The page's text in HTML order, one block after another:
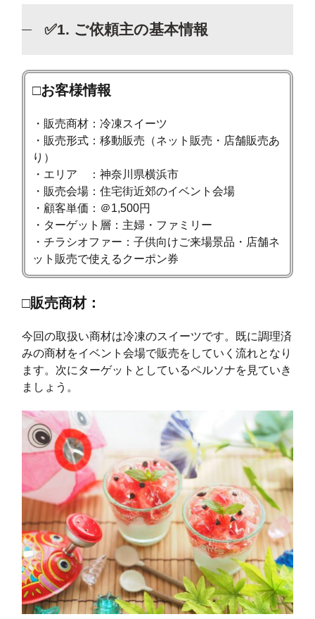
✅1. ご依頼主の基本情報
□お客様情報
・販売商材：冷凍スイーツ
・販売形式：移動販売（ネット販売・店舗販売あ
り）
・エリア ：神奈川県横浜市
・販売会場：住宅街近郊のイベント会場
・顧客単価：＠1,500円
・ターゲット層：主婦・ファミリー
・チラシオファー：子供向けご来場景品・店舗ネ
ット販売で使えるクーポン券
□販売商材：
今回の取扱い商材は冷凍のスイーツです。既に調理済
みの商材をイベント会場で販売をしていく流れとなり
ます。次にターゲットとしているペルソナを見ていき
ましょう。